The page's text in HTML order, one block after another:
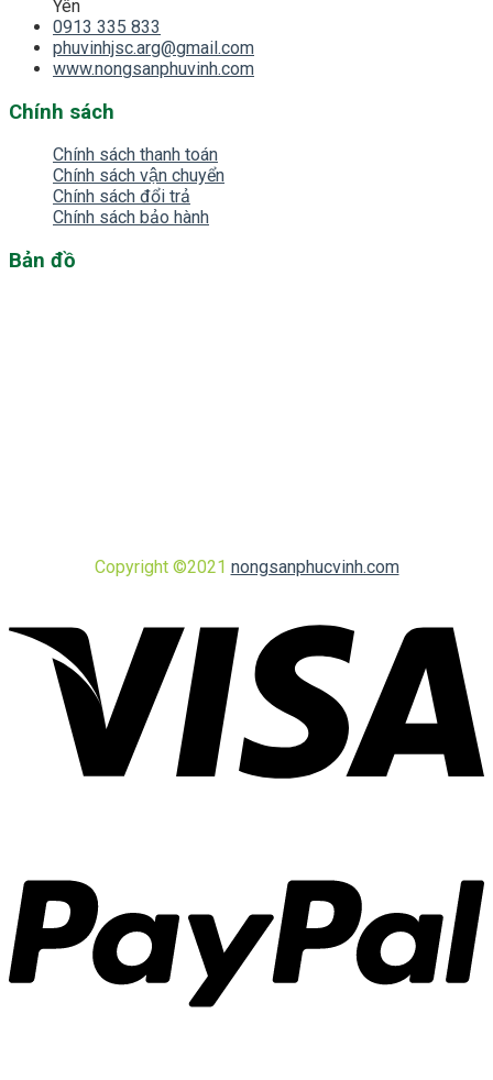
Yên
0913 335 833
phuvinhjsc.arg@gmail.com
www.nongsanphuvinh.com
Chính sách
Chính sách thanh toán
Chính sách vận chuyển
Chính sách đổi trả
Chính sách bảo hành
Bản đồ
Copyright ©2021 nongsanphucvinh.com